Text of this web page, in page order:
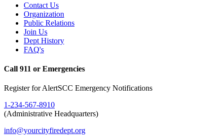
Contact Us
Organization
Public Relations
Join Us
Dept History
FAQ's
Call 911 or Emergencies
Register for AlertSCC Emergency Notifications
1-234-567-8910
(Administrative Headquarters)
info@yourcityfiredept.org